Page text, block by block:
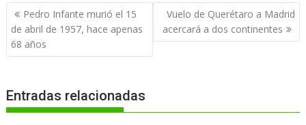
Navegación
de
entradas
Pedro Infante murió el 15
de abril de 1957, hace apenas
68 años
Vuelo de Querétaro a Madrid
acercará a dos continentes
Entradas relacionadas